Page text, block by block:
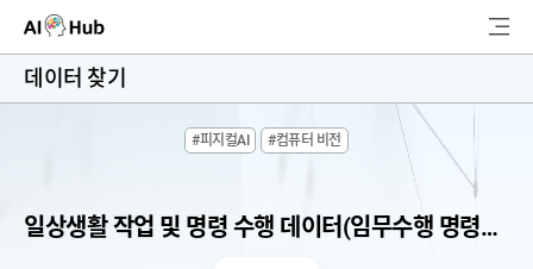
AI-Hub
AI 데이터찾기
색
데이터 찾기
#피지컬AI #컴퓨터 비전
일상생활 작업 및 명령 수행 데이터(임무수행 명령어) (2023)